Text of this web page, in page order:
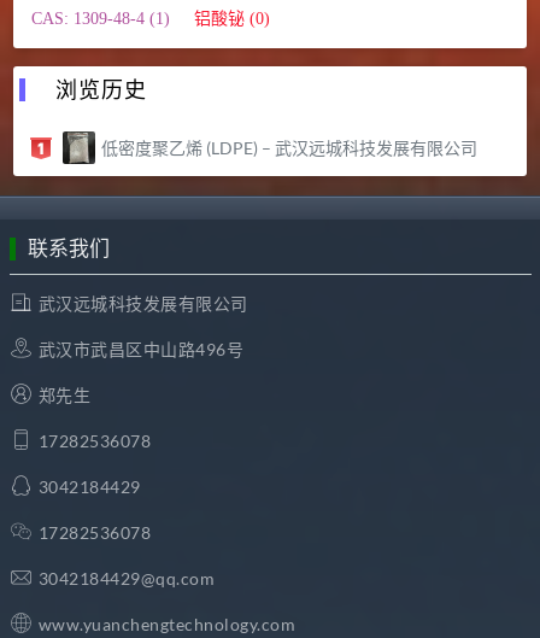
CAS: 1309-48-4 (1) 铝酸铋 (0)
浏览历史
低密度聚乙烯 (LDPE) – 武汉远城科技发展有限公司
联系我们
武汉远城科技发展有限公司
武汉市武昌区中山路496号
郑先生
17282536078
3042184429
17282536078
3042184429@qq.com
www.yuanchengtechnology.com